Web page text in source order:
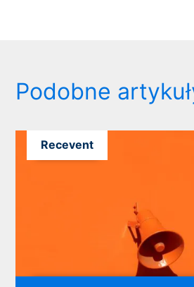
Podobne
Recevent